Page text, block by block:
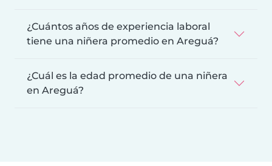
¿Cuántos años de experiencia laboral
tiene una niñera promedio en Areguá?
¿Cuál es la edad promedio de una niñera
en Areguá?